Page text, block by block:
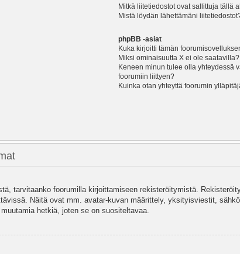
Mitkä liitetiedostot ovat sallittuja tällä
Mistä löydän lähettämäni
phpBB -asiat
Kuka kirjoitti tämän
Miksi ominaisuutta X ei ole saatavilla?
Keneen minun tulee olla yhteydessä
foorumiin liittyen?
Kuinka otan yhteyttä foorumin
tarvitaanko foorumilla kirjoittamiseen rekisteröitymistä.
Näitä ovat mm. avatar-kuvan määrittely, yksityisviestit,
hetkiä, joten se on suositeltavaa.